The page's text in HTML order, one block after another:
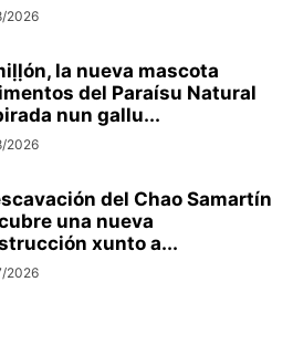
2026
la nueva mascota
del Paraísu Natural
nun gallu...
2026
del Chao Samartín
una nueva
xunto a...
2026